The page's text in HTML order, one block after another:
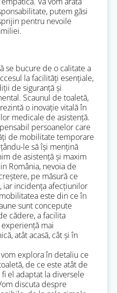
putem găsi
pentru nevoile
se bucure de o calitate a
la facilități esențiale,
de siguranță și
Scaunul de toaletă,
o inovație vitală în
medicale de asistență.
persoanelor care
de mobilitate temporare
le să își mențină
de asistență și maxim
România, nevoia de
pe măsură ce
iar incidența afecțiunilor
este din ce în
sunt concepute
cădere, a facilita
mai
atât acasă, cât și în
explora în detaliu ce
de ce este atât de
el adaptat la diversele
discuta despre